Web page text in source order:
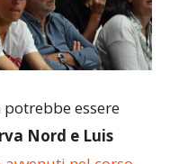
essere
Nord e Luis